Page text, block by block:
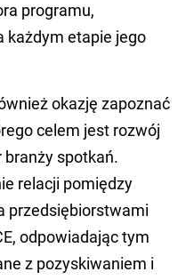
programu,
każdym etapie jego
okazję zapoznać
celem jest rozwój
branży spotkań.
relacji pomiędzy
przedsiębiorstwami
odpowiadając tym
z pozyskiwaniem i